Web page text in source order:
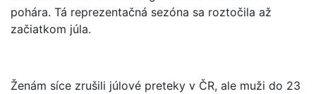
pohára. Tá reprezentačná sezóna sa roztočila až
začiatkom júla.
Ženám síce zrušili júlové preteky v ČR, ale muži do 23